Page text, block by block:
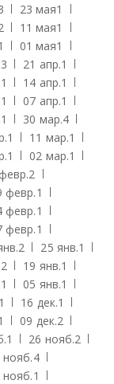
23 мая1
11 мая1
01 мая1
3 21 апр.1
1 14 апр.1
1 07 апр.1
1 30 мар.4
1 11 мар.1
1 02 мар.1
2
февр.1
февр.1
февр.1
2 25 янв.1
2 19 янв.1
1 05 янв.1
1 16 дек.1
09 дек.2
1 26 нояб.2
нояб.4
нояб.1